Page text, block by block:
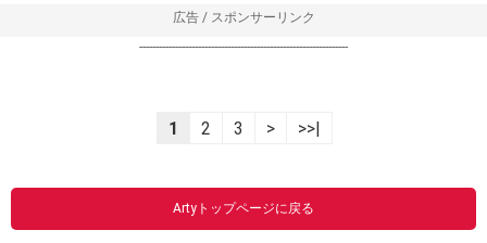
広告 / スポンサーリンク
----------------------------------------------------------------
1 2 3 > >>|
Artyトップページに戻る